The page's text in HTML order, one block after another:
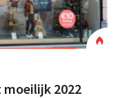
moeilijk 2022